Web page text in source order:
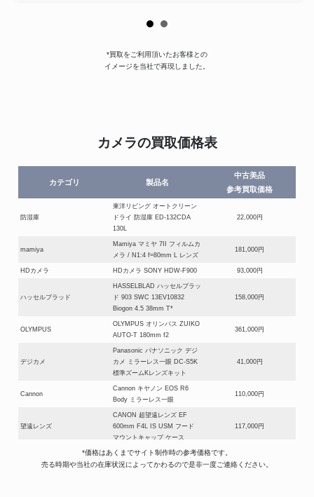
*買取をご利用頂いたお客様との
イメージを当社で再現しました。
カメラの買取価格表
カテゴリ 製品名
中古美品
参考買取価格
防湿庫
東洋リビング オートクリーン
ドライ 防湿庫 ED-132CDA
130L
22,000円
mamiya
Mamiya マミヤ 7II フィルムカ
メラ / N1:4 f=80mm L レンズ
181,000円
HDカメラ HDカメラ SONY HDW-F900 93,000円
ハッセルブラッド
HASSELBLAD ハッセルブラッ
ド 903 SWC 13EV10832
Biogon 4.5 38mm T*
158,000円
OLYMPUS
OLYMPUS オリンパス ZUIKO
AUTO-T 180mm f2
361,000円
デジカメ
Panasonic パナソニック デジ
カメ ミラーレス一眼 DC-S5K
標準ズームKレンズキット
41,000円
Cannon
Cannon キヤノン EOS R6
Body ミラーレス一眼
110,000円
望遠レンズ
CANON 超望遠レンズ EF
600mm F4L IS USM フード
マウントキャップ ケース
117,000円
測量機器
トプコン TOPCON 自動追尾
式トータルステーション GTシ
380,000円
*価格はあくまでサイト制作時の参考価格です。
売る時期や当社の在庫状況によってかわるので是非一度ご連絡ください。